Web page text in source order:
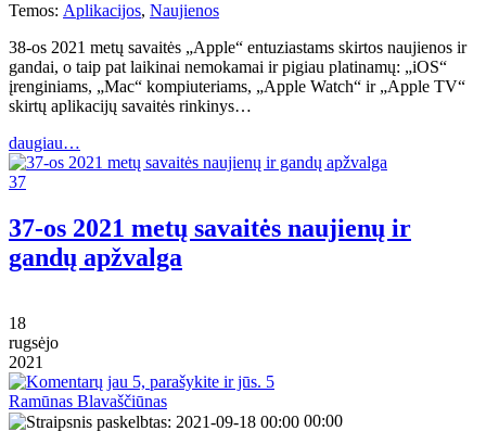
Temos: Aplikacijos, Naujienos
38-os 2021 metų savaitės „Apple“ entuziastams skirtos naujienos ir
gandai, o taip pat laikinai nemokamai ir pigiau platinamų: „iOS“
įrenginiams, „Mac“ kompiuteriams, „Apple Watch“ ir „Apple TV“
skirtų aplikacijų savaitės rinkinys…
daugiau…
37
37-os 2021 metų savaitės naujienų ir
gandų apžvalga
18
rugsėjo
2021
5
Ramūnas Blavaščiūnas
00:00